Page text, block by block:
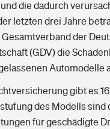
die dadurch
letzten drei Jahre
der
(GDV) die
Automodelle
gibt es
des Modells sind
für geschädigte